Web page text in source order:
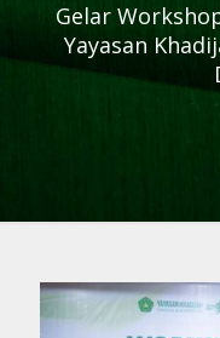
Gelar
Yayasan